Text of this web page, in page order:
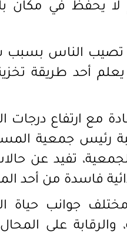
يحفظ في مكان
تصيب الناس
أحد طريقة
مع ارتفاع درجات
رئيس جمعية
تفيد عن
فاسدة من أحد
جوانب حياة
على المحال